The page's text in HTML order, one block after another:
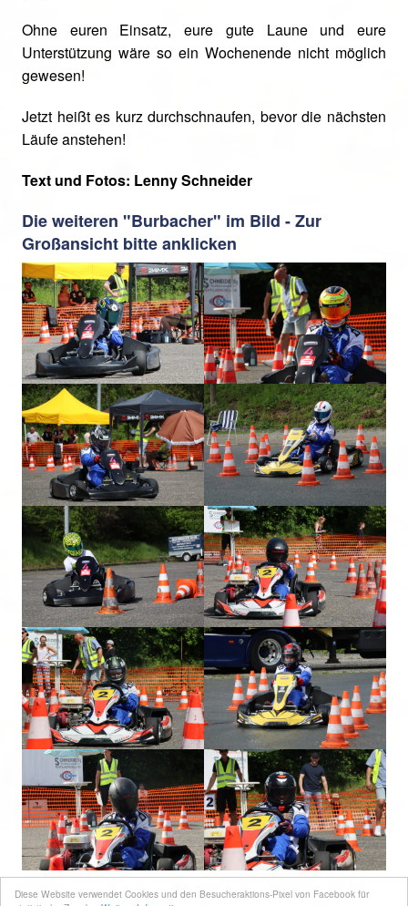
Diese Website verwendet Cookies und den Besucheraktions-Pixel von Facebook für
Ohne euren Einsatz, eure gute Laune und eure
Unterstützung wäre so ein Wochenende nicht möglich
gewesen!
Jetzt heißt es kurz durchschnaufen, bevor die nächsten
Läufe anstehen!
Text und Fotos: Lenny Schneider
Die weiteren "Burbacher" im Bild - Zur
Großansicht bitte anklicken
Zurück